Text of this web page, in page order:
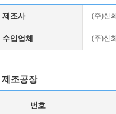
제조사 (주)신
수입업체 (주)신
제조공장
번호